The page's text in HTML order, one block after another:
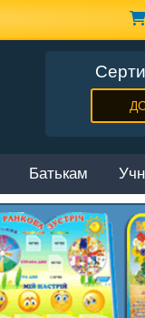
Батькам